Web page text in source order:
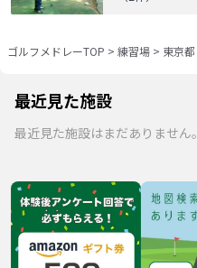
ゴルフメドレーTOP > 練習場 > 東京都
最近見た施設
最近見た施設はまだありません。